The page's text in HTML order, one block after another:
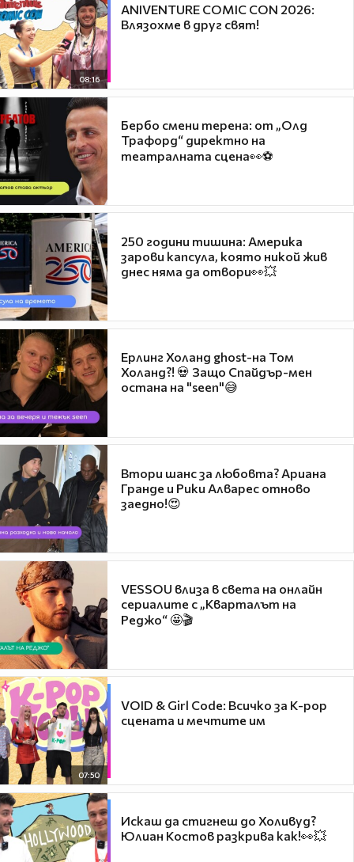
08:16
ANIVENTURE COMIC CON 2026:
Влязохме в друг свят!
Бербо смени терена: от „Олд
Трафорд“ директно на
театралната сцена👀⚽
250 години тишина: Америка
зарови капсула, която никой жив
днес няма да отвори👀💥
Ерлинг Холанд ghost-на Том
Холанд?! 💀 Защо Спайдър-мен
остана на "seen"😅
Втори шанс за любовта? Ариана
Гранде и Рики Алварес отново
заедно!😍
VESSOU влиза в света на онлайн
сериалите с „Кварталът на
Реджо“ 🤩🎬
07:50
VOID & Girl Code: Всичко за K-pop
сцената и мечтите им
Искаш да стигнеш до Холивуд?
Юлиан Костов разкрива как!👀💥